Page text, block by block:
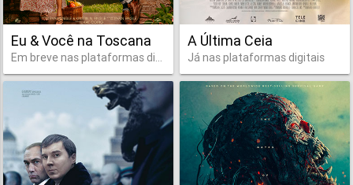
Eu & Você na Toscana
Em breve nas plataformas digitais
A Última Ceia
Já nas plataformas digitais